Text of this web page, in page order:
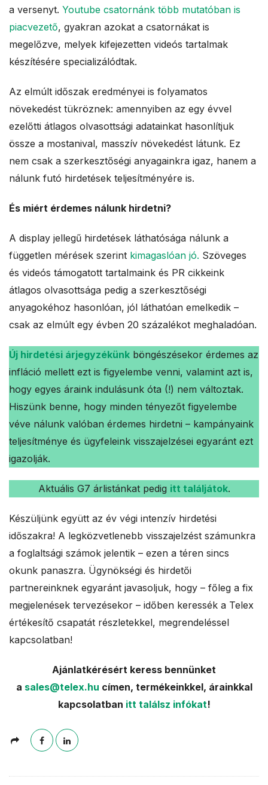
a versenyt. Youtube csatornánk több mutatóban is
piacvezető, gyakran azokat a csatornákat is
megelőzve, melyek kifejezetten videós tartalmak
készítésére specializálódtak.
Az elmúlt időszak eredményei is folyamatos
növekedést tükröznek: amennyiben az egy évvel
ezelőtti átlagos olvasottsági adatainkat hasonlítjuk
össze a mostanival, masszív növekedést látunk. Ez
nem csak a szerkesztőségi anyagainkra igaz, hanem a
nálunk futó hirdetések teljesítményére is.
És miért érdemes nálunk hirdetni?
A display jellegű hirdetések láthatósága nálunk a
független mérések szerint kimagaslóan jó. Szöveges
és videós támogatott tartalmaink és PR cikkeink
átlagos olvasottsága pedig a szerkesztőségi
anyagokéhoz hasonlóan, jól láthatóan emelkedik –
csak az elmúlt egy évben 20 százalékot meghaladóan.
Új hirdetési árjegyzékünk böngészésekor érdemes az
infláció mellett ezt is figyelembe venni, valamint azt is,
hogy egyes áraink indulásunk óta (!) nem változtak.
Hiszünk benne, hogy minden tényezőt figyelembe
véve nálunk valóban érdemes hirdetni – kampányaink
teljesítménye és ügyfeleink visszajelzései egyaránt ezt
igazolják.
Aktuális G7 árlistánkat pedig itt találjátok.
Készüljünk együtt az év végi intenzív hirdetési
időszakra! A legközvetlenebb visszajelzést számunkra
a foglaltsági számok jelentik – ezen a téren sincs
okunk panaszra. Ügynökségi és hirdetői
partnereinknek egyaránt javasoljuk, hogy – főleg a fix
megjelenések tervezésekor – időben keressék a Telex
értékesítő csapatát részletekkel, megrendeléssel
kapcsolatban!
Ajánlatkérésért keress bennünket
a sales@telex.hu címen, termékeinkkel, árainkkal
kapcsolatban itt találsz infókat!